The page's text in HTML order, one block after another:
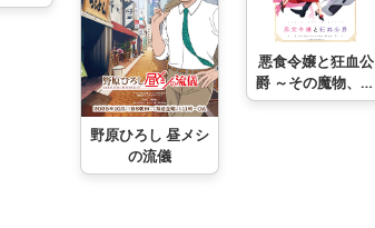
野原ひろし 昼メシ
の流儀
悪食令嬢と狂血公
爵 ～その魔物、私
が美味しくいただ